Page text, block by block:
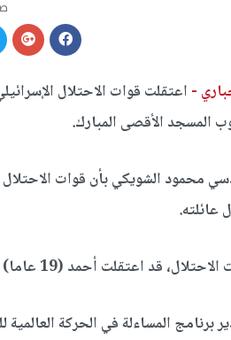
- اعتقلت قوات الاحتلال
المسجد الأقصى المبارك.
عائلته.
اعتقلت أحمد (19 عاما) شقيق الطفل الشويكي قبل اسبوعين.
برنامج المساءلة في الحركة